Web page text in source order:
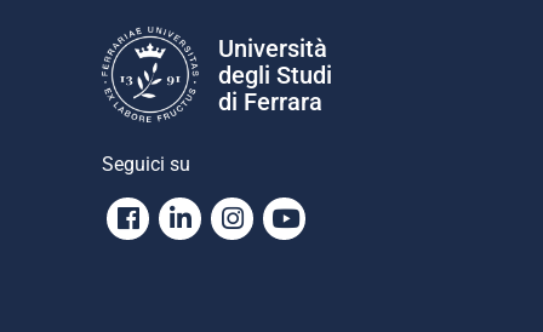
Università
degli Studi
di Ferrara
Seguici su
Facebook
LinkedinInstagram
Youtube